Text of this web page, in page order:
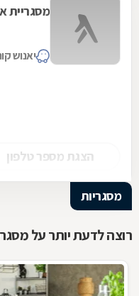
מסגריית
יאנוש קורצ'אק
הצגת מספר טלפון
מסגריות
רוצה לדעת יותר על